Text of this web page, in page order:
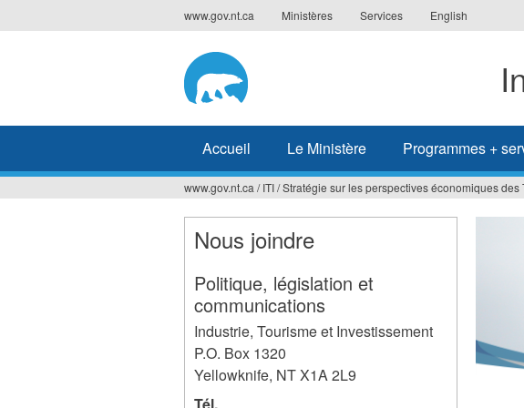
to
www.gov.nt.ca Ministères Services English
Accueil Le Ministère Programmes +
Vous
êtes
www.gov.nt.ca / ITI/Stratégie sur les perspectives économiques des
Nous joindre
Politique, législation et
communications
Industrie, Tourisme et Investissement
P.O. Box 1320
Yellowknife, NTX1A 2L9